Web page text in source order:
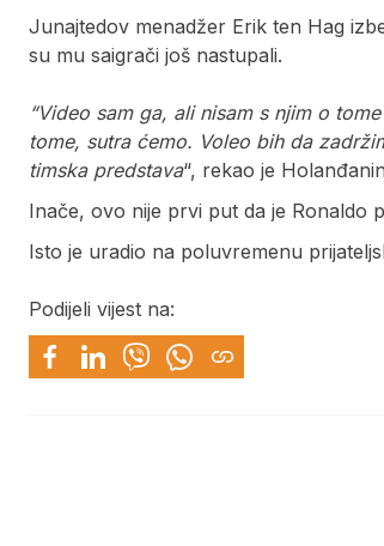
Junajtedov menadžer Erik ten Hag
su mu saigrači još nastupali.
“Video sam ga, ali nisam s njim o
tome, sutra ćemo. Voleo bih da
timska predstava“, rekao je
Inače, ovo nije prvi put da je Ronaldo
Isto je uradio na poluvremenu
Podijeli vijest na: